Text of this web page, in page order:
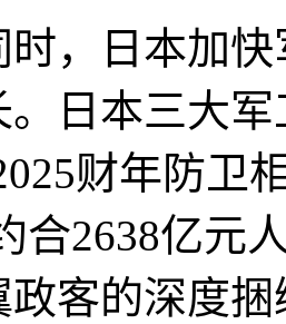
日本加快
。日本三大
财年防卫
合2638亿元
政客的深度